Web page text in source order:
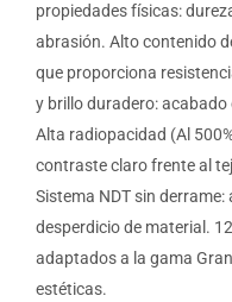
propiedades físicas:
abrasión. Alto contenido
que proporciona
y brillo duradero:
Alta radiopacidad (Al
contraste claro frente al
Sistema NDT sin
desperdicio de material.
adaptados a la gama
estéticas.